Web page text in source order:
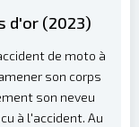
d'or (2023)
de moto à
son corps
son neveu
à l'accident. Au